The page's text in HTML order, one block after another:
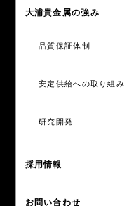
大浦貴金属の強み
品質保証体制
安定供給への取り組み
研究開発
採用情報
お問い合わせ